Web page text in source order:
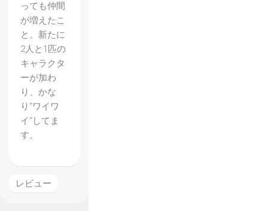
っても仲間
が増えたこ
と。新たに
2人と1匹の
キャラクタ
ーが加わ
り、かな
り”ワイワ
イ”してま
す。
レビュー